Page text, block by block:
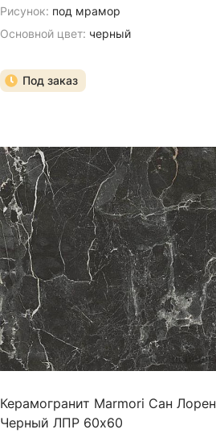
Рисунок: под мрамор
Основной цвет: черный
Под заказ
Керамогранит Marmori Сан Лорен
Черный ЛПР 60х60